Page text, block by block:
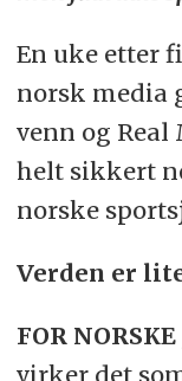
En uke etter
norsk media
venn og
helt sikkert
norske
Verden er
FOR
virker det